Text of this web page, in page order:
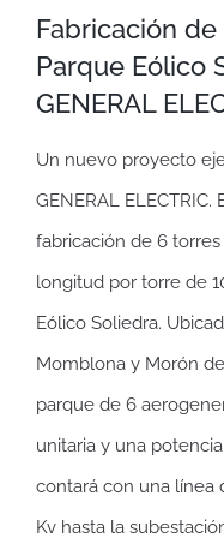
Fabricación
Parque Eólico
GENERAL
Un nuevo proyecto
GENERAL
fabricación de 6
longitud por torre de
Eólico Soliedra.
Momblona y Morón
parque de 6
unitaria y una
contará con una línea
Kv hasta la